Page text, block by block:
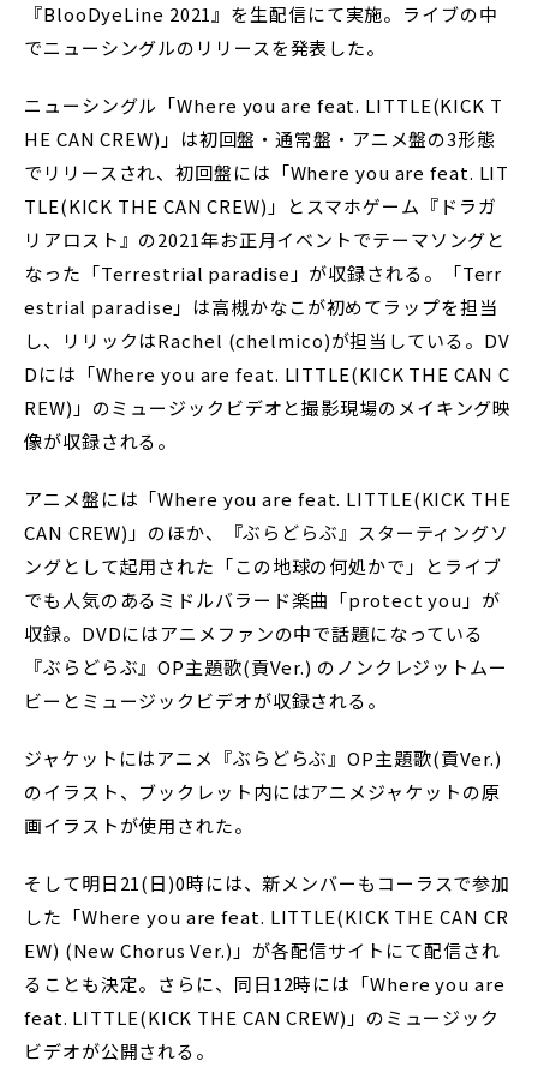
『BlooDyeLine 2021』を生配信にて実施。ライブの中
でニューシングルのリリースを発表した。
ニューシングル「Where you are feat. LITTLE(KICK T
HE CAN CREW)」は初回盤・通常盤・アニメ盤の3形態
でリリースされ、初回盤には「Where you are feat. LIT
TLE(KICK THE CAN CREW)」とスマホゲーム『ドラガ
リアロスト』の2021年お正月イベントでテーマソングと
なった「Terrestrial paradise」が収録される。「Terr
estrial paradise」は高槻かなこが初めてラップを担当
し、リリックはRachel (chelmico)が担当している。DV
Dには「Where you are feat. LITTLE(KICK THE CAN C
REW)」のミュージックビデオと撮影現場のメイキング映
像が収録される。
アニメ盤には「Where you are feat. LITTLE(KICK THE
CAN CREW)」のほか、『ぶらどらぶ』スターティングソ
ングとして起用された「この地球の何処かで」とライブ
でも人気のあるミドルバラード楽曲「protect you」が
収録。DVDにはアニメファンの中で話題になっている
『ぶらどらぶ』OP主題歌(貢Ver.) のノンクレジットムー
ビーとミュージックビデオが収録される。
ジャケットにはアニメ『ぶらどらぶ』OP主題歌(貢Ver.)
のイラスト、ブックレット内にはアニメジャケットの原
画イラストが使用された。
そして明日21(日)0時には、新メンバーもコーラスで参加
した「Where you are feat. LITTLE(KICK THE CAN CR
EW) (New Chorus Ver.)」が各配信サイトにて配信され
ることも決定。さらに、同日12時には「Where you are
feat. LITTLE(KICK THE CAN CREW)」のミュージック
ビデオが公開される。